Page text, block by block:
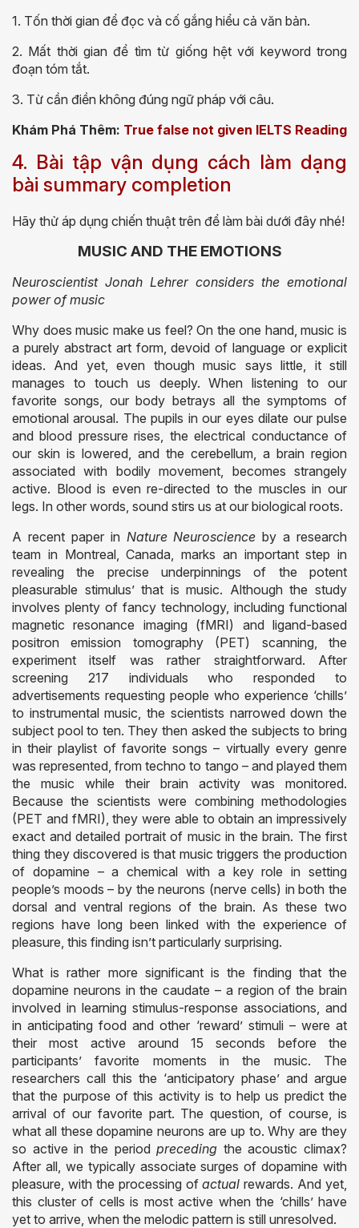
1. Tốn thời gian để đọc và cố gắng hiểu cả văn bản.
2. Mất thời gian để tìm từ giống hệt với keyword trong
đoạn tóm tắt.
3. Từ cần điền không đúng ngữ pháp với câu.
Khám Phá Thêm: True false not given IELTS Reading
4. Bài tập vận dụng cách làm dạng
bài summary completion
Hãy thử áp dụng chiến thuật trên để làm bài dưới đây nhé!
MUSIC AND THE EMOTIONS
Neuroscientist Jonah Lehrer considers the emotional
power of music
Why does music make us feel? On the one hand, music is
a purely abstract art form, devoid of language or explicit
ideas. And yet, even though music says little, it still
manages to touch us deeply. When listening to our
favorite songs, our body betrays all the symptoms of
emotional arousal. The pupils in our eyes dilate our pulse
and blood pressure rises, the electrical conductance of
our skin is lowered, and the cerebellum, a brain region
associated with bodily movement, becomes strangely
active. Blood is even re-directed to the muscles in our
legs. In other words, sound stirs us at our biological roots.
A recent paper in Nature Neuroscienceby a research
team in Montreal, Canada, marks an important step in
revealing the precise underpinnings of the potent
pleasurable stimulus’ that is music. Although the study
involves plenty of fancy technology, including functional
magnetic resonance imaging (fMRI) and ligand-based
positron emission tomography (PET) scanning, the
experiment itself was rather straightforward. After
screening 217 individuals who responded to
advertisements requesting people who experience ‘chills’
to instrumental music, the scientists narrowed down the
subject pool to ten. They then asked the subjects to bring
in their playlist of favorite songs – virtually every genre
was represented, from techno to tango – and played them
the music while their brain activity was monitored.
Because the scientists were combining methodologies
(PET and fMRI), they were able to obtain an impressively
exact and detailed portrait of music in the brain. The first
thing they discovered is that music triggers the production
of dopamine – a chemical with a key role in setting
people’s moods – by the neurons (nerve cells) in both the
dorsal and ventral regions of the brain. As these two
regions have long been linked with the experience of
pleasure, this finding isn’t particularly surprising.
What is rather more significant is the finding that the
dopamine neurons in the caudate – a region of the brain
involved in learning stimulus-response associations, and
in anticipating food and other ‘reward’ stimuli – were at
their most active around 15 seconds before the
participants’ favorite moments in the music. The
researchers call this the ‘anticipatory phase’ and argue
that the purpose of this activity is to help us predict the
arrival of our favorite part. The question, of course, is
what all these dopamine neurons are up to. Why are they
so active in the periodpreceding the acoustic climax?
After all, we typically associate surges of dopamine with
pleasure, with the processing ofactualrewards. And yet,
this cluster of cells is most active when the ‘chills’ have
yet to arrive, when the melodic pattern is still unresolved.